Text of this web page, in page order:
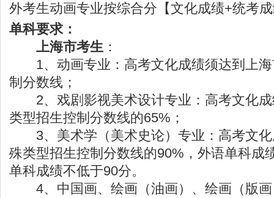
外考生动画专业按综合分【文化成绩+统考
单科要求：
上海市考生 ：
1、动画专业：高考文化成绩须达到上海
制分数线；
2、戏剧影视美术设计专业：高考文化成
类型招生控制分数线的65%；
3、美术学（美术史论）专业：高考文化
殊类型招生控制分数线的90%，外语单科成
单科成绩不低于90分。
4、中国画、绘画（油画）、绘画（版画